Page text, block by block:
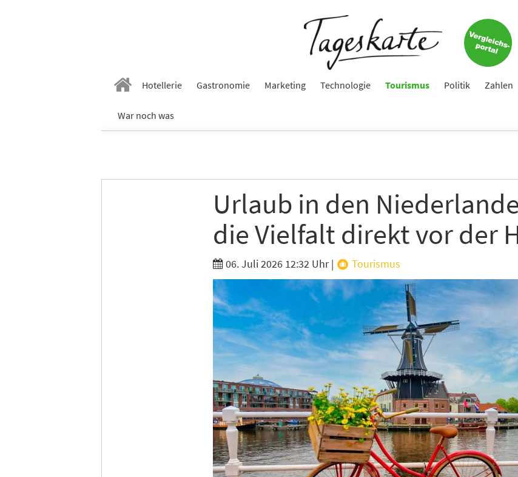
Hotellerie Gastronomie Marketing Technologie Tourismus Politik Zahlen
War noch was
Urlaub in den
die Vielfalt direkt vor der
06. Juli 2026 12:32 Uhr| Tourismus